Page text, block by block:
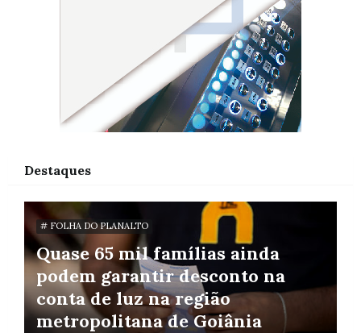
Destaques
# FOLHA DO PLANALTO
Quase 65 mil famílias ainda
podem garantir desconto na
conta de luz na região
metropolitana de Goiânia